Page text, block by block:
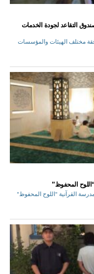
التقاعد لجودة الخدمات
مختلف الهيئات والمؤسسات
المحفوظ”
القرآنية "اللوح المحفوظ"